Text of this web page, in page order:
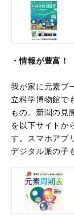
・情報が豊富
我が家に元素ブ
立科学博物館で
もの。新聞の見
を以下サイトか
す。スマホアプ
デジタル派の子